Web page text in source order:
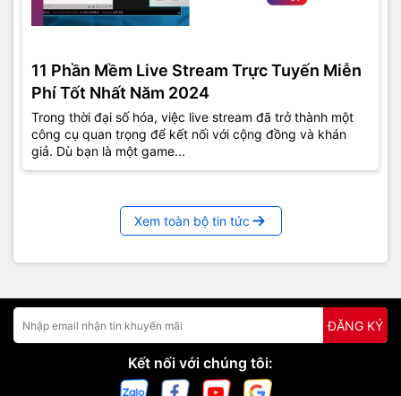
11 Phần Mềm Live Stream Trực Tuyến Miễn
Phí Tốt Nhất Năm 2024
Trong thời đại số hóa, việc live stream đã trở thành một
công cụ quan trọng để kết nối với cộng đồng và khán
giả. Dù bạn là một game...
Xem toàn bộ tin tức
ĐĂNG KÝ
Kết nối với chúng tôi: